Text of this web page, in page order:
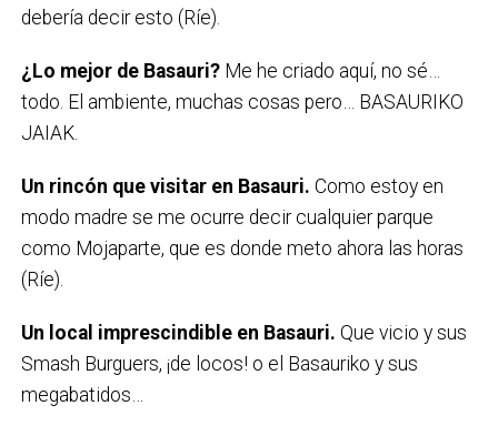
debería decir esto (Ríe).
¿Lo mejor de Basauri? Me he criado aquí, no sé…
todo. El ambiente, muchas cosas pero… BASAURIKO
JAIAK.
Un rincón que visitar en Basauri. Como estoy en
modo madre se me ocurre decir cualquier parque
como Mojaparte, que es donde meto ahora las horas
(Ríe).
Un local imprescindible en Basauri. Que vicio y sus
Smash Burguers, ¡de locos! o el Basauriko y sus
megabatidos…